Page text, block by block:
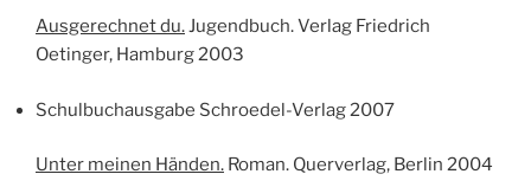
Ausgerechnet du.Jugendbuch. Verlag Friedrich
Oetinger, Hamburg 2003
Schulbuchausgabe Schroedel-Verlag 2007
Unter meinen Händen. Roman. Querverlag, Berlin 2004